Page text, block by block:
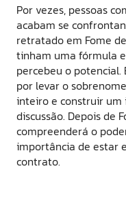
Por vezes, pessoas
acabam se
retratado em Fome
tinham uma fórmula
percebeu o potencial.
por levar o
inteiro e construir um
discussão. Depois de
compreenderá o
importância de estar
contrato.